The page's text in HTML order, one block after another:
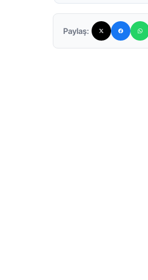
Paylaş: